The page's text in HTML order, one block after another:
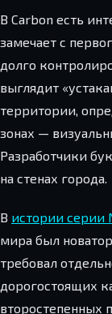
В Carbon есть
замечает с
долго
выглядит
территории,
зонах —
Разработчики
на стенах города.
В истории серии
мира был
требовал
дорогостоящих
второстепенных